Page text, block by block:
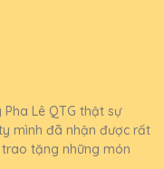
Lê QTG thật sự
mình đã nhận được rất
tặng những món